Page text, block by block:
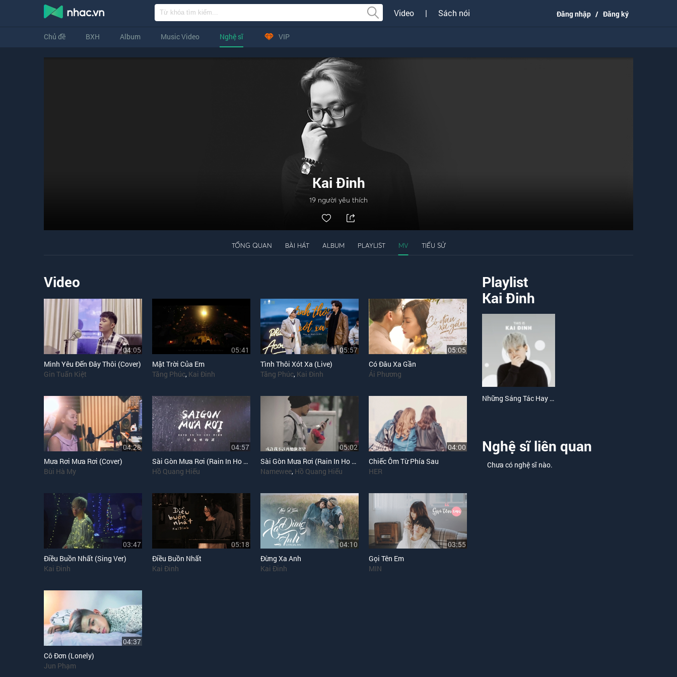
Video | Sách nói Đăng nhập / Đăng ký
Chủ đề BXH Album Music Video Nghệ sĩ VIP
Kai Đinh
19 người yêu thích
TỔNG QUAN BÀI HÁT ALBUM PLAYLIST MV TIỂU SỬ
Video
04:05
Mình Yêu Đến Đây Thôi (Cover)
Gin Tuấn Kiệt
05:41
Mặt Trời Của Em
Tăng Phúc, Kai Đinh
05:57
Tình Thôi Xót Xa (Live)
Tăng Phúc, Kai Đinh
05:05
Có Đâu Xa Gần
Ái Phương
04:28
Mưa Rơi Mưa Rơi (Cover)
Bùi Hà My
04:57
Sài Gòn Mưa Rơi (Rain In Ho Chi Minh) (Solo Version)
Hồ Quang Hiếu
05:02
Sài Gòn Mưa Rơi (Rain In Ho Chi Minh)
Namewee, Hồ Quang Hiếu
04:00
Chiếc Ôm Từ Phía Sau
HER
03:47
Điều Buồn Nhất (Sing Ver)
Kai Đinh
05:18
Điều Buồn Nhất
Kai Đinh
04:10
Đừng Xa Anh
Kai Đinh
03:55
Gọi Tên Em
MIN
04:37
Cô Đơn (Lonely)
Jun Phạm
Playlist
Kai Đinh
Những Sáng Tác Hay Nhất Của Kai Đinh
Nghệ sĩ liên quan
Chưa có nghệ sĩ nào.